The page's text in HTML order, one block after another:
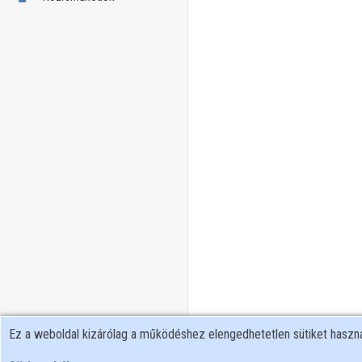
Ez a weboldal kizárólag a működéshez elengedhetetlen sütiket